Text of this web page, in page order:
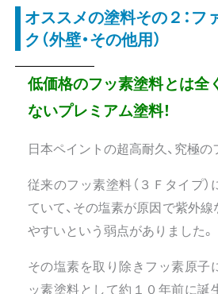
オススメの塗料その２：フ
ク（外壁・その他用）
低価格のフッ素塗料とは全
ないプレミアム塗料！
日本ペイントの超高耐久、究極の
従来のフッ素塗料（３Ｆタイプ
ていて、その塩素が原因で紫外
やすいという弱点がありました。
その塩素を取り除きフッ素原子
ッ素塗料として約１０年前に誕